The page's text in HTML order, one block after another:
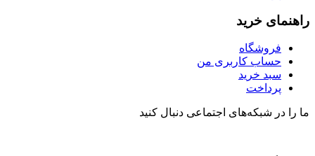
راهنمای خرید
فروشگاه
حساب کاربری من
سبد خرید
پرداخت
ما را در شبکه‌های اجتماعی دنبال کنید